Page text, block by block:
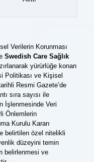
Verilerin Korunması
Swedish Care Sağlık
yürürlüğe konan
Politikası ve Kişisel
Resmi Gazete’de
sıra sayısı ile
İşlenmesinde Veri
Önlemlerin
Kurulu Kararı
belirtilen özel nitelikli
düzeyini temin
belirlenmesi ve